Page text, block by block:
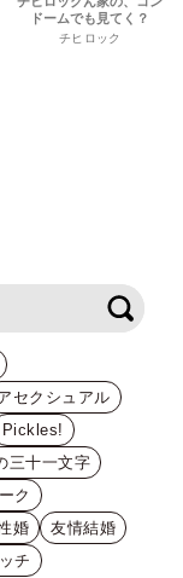
ドームでも見てく？
チヒロック
セクシュアル
Pickles!
三十一文字
ク
婚
友情結婚
チ